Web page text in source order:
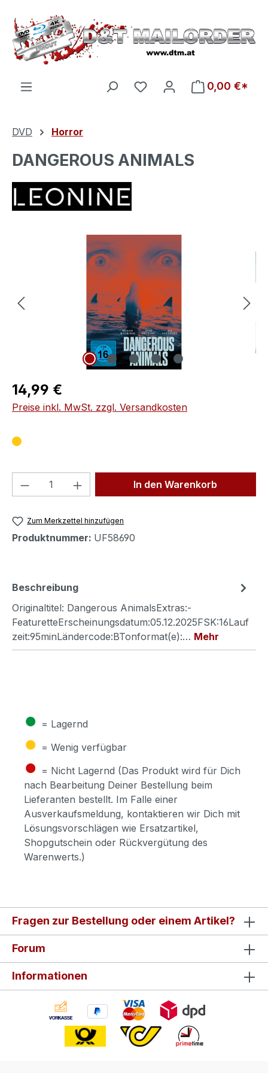
Zum Hauptinhalt springen
Du hast 0 Produkte auf
0,00 €*
DVD Horror
DANGEROUS ANIMALS
Bildergalerie überspringen
Regulärer Preis:
14,99 €
Preise inkl. MwSt. zzgl. Versandkosten
Produkt Anzahl: Gib denIn den Warenkorb
Zum Merkzettel hinzufügen
Produktnummer: UF58690
Beschreibung
Originaltitel: Dangerous AnimalsExtras:-
FeaturetteErscheinungsdatum:05.12.2025FSK:16Lauf
zeit:95minLändercode:BTonformat(e):… Mehr
● = Lagernd
● = Wenig verfügbar
● = Nicht Lagernd (Das Produkt wird für Dich
nach Bearbeitung Deiner Bestellung beim
Lieferanten bestellt. Im Falle einer
Ausverkaufsmeldung, kontaktieren wir Dich mit
Lösungsvorschlägen wie Ersatzartikel,
Shopgutschein oder Rückvergütung des
Warenwerts.)
Fragen zur Bestellung oder einem Artikel?
Forum
Informationen